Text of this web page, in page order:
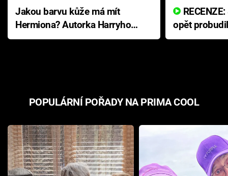
Jakou barvu kůže má mít
Hermiona? Autorka Harryho
Pottera přišla s ráznou
opět
přichází s
POPULÁRNÍ POŘADY NA PRIMA COOL